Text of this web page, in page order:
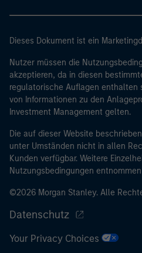
handelt; oder (c) eine
Schuldenverwaltung auf
Ebene, Zentralbanken,
supranationaler
IWF, die EZB, die EIB und
handeln.
Bitte beachten Sie, dass die
professionellen Anlegers von
Regulierungsbehörde des
dem aus auf die Website
Dieses Dokument ist ein
Nutzer müssen die
akzeptieren, da in diesen
regulatorische Auflagen enthalten
von Informationen zu den
Investment Management gelten.
Die auf dieser Website
unter Umständen nicht in allen
Kunden verfügbar. Weitere
Nutzungsbedingungen
©2026 Morgan Stanley. Alle
Datenschutz
Your Privacy Choices